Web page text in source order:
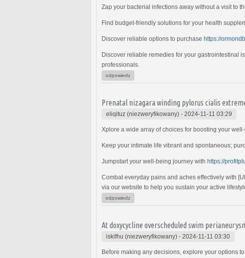
Zap your bacterial infections away without a visit to
Find budget-friendly solutions for your health
Discover reliable options to purchase https://
Discover reliable remedies for your gastrointestinal
professionals.
odpowiedz
Prenatal nizagara winding pylorus cialis
eliqituz (niezweryfikowany) - 2024-11-11 03:29
Xplore a wide array of choices for boosting your
Keep your intimate life vibrant and spontaneous;
Jumpstart your well-being journey with https://
Combat everyday pains and aches effectively with
via our website to help you sustain your active
odpowiedz
At doxycycline overscheduled swim
iskifhu (niezweryfikowany) - 2024-11-11 03:30
Before making any decisions, explore your options